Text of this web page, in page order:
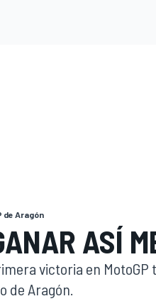
de Aragón
ASÍ
victoria en
de Aragón.